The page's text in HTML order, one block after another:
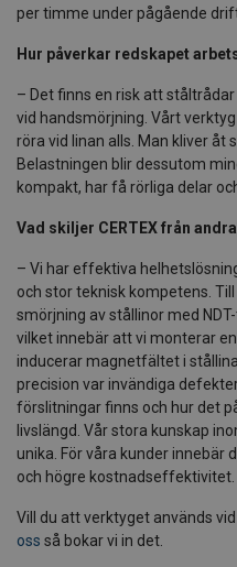
per timme under pågående
Hur påverkar redskapet
– Det finns en risk att
vid handsmörjning. Vårt
röra vid linan alls. Man kliver åt
Belastningen blir dessutom
kompakt, har få rörliga delar
Vad skiljer CERTEX från
– Vi har effektiva
och stor teknisk kompetens.
smörjning av stållinor med
vilket innebär att vi monterar
inducerar magnetfältet i
precision var invändiga
förslitningar finns och hur det
livslängd. Vår stora kunskap
unika. För våra kunder innebär
och högre kostnadseffektivitet.
Vill du att verktyget används
oss så bokar vi in det.